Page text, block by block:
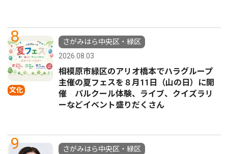
8
文化
さがみはら中央区・緑区
2026.08.03
相模原市緑区のアリオ橋本でハラグループ
主催の夏フェスを８月11日（山の日）に開
催 パルクール体験、ライブ、クイズラリ
ーなどイベント盛りだくさん
9
さがみはら中央区・緑区